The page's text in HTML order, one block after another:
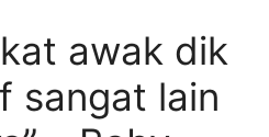
awak dik
sangat lain